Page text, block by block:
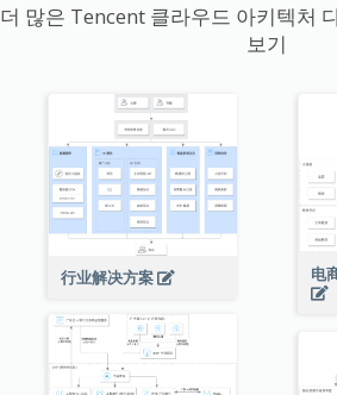
더 많은 Tencent 클라우드 아키텍처
보기
行业解决方案 电